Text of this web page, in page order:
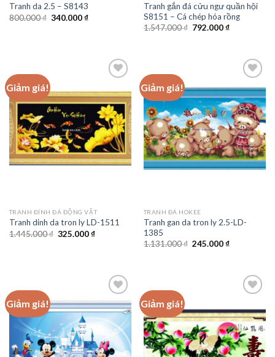
Tranh da 2.5 – S8143
800.000₫ Giá
340.000₫Giá
Tranh gắn đá cửu ngư quần hội
S8151 – Cá chép hóa rồng
1.547.000₫ Giá
792.000₫Giá
792.000 ₫.
Giảm giá!
Add to
wishlist
TRANH ĐÍNH ĐÁ ĐỘNG VẬT
Tranh dinh da tron ly LD-1511
1.445.000₫ Giá
325.000₫Giá
Giảm giá!
Add to
wishlist
TRANH ĐÁ HOKEE
Tranh gan da tron ly 2.5-LD-
1385
1.131.000₫ Giá
245.000₫Giá
245.000 ₫.
Giảm giá!
Add to
wishlist
Giảm giá!
Add to
wishlist